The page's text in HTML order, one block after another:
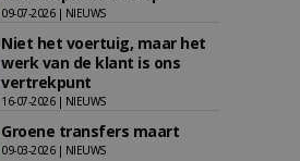
09-07-2026 | NIEUWS
Niet het voertuig, maar het
werk van de klant is ons
vertrekpunt
16-07-2026 | NIEUWS
Groene transfers maart
09-03-2026 | NIEUWS